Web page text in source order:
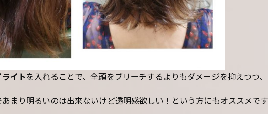
イトを入れることで、全頭をブリーチするよりもダメージを抑えつつ
まり明るいのは出来ないけど透明感欲しい！という方にもオススメです